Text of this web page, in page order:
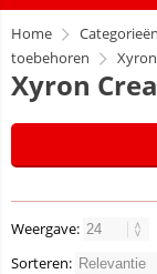
Home Categorieën
toebehoren
Xyron
Weergave:
Sorteren: